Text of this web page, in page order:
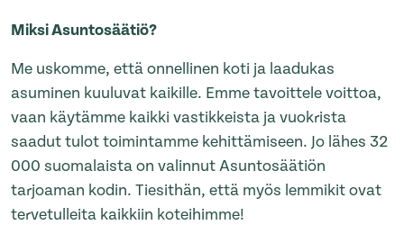
Miksi Asuntosäätiö?
Me uskomme, että onnellinen koti ja laadukas
asuminen kuuluvat kaikille. Emme tavoittele voittoa,
vaan käytämme kaikki vastikkeista ja vuokrista
saadut tulot toimintamme kehittämiseen. Jo lähes 32
000 suomalaista on valinnut Asuntosäätiön
tarjoaman kodin. Tiesithän, että myös lemmikit ovat
tervetulleita kaikkiin koteihimme!